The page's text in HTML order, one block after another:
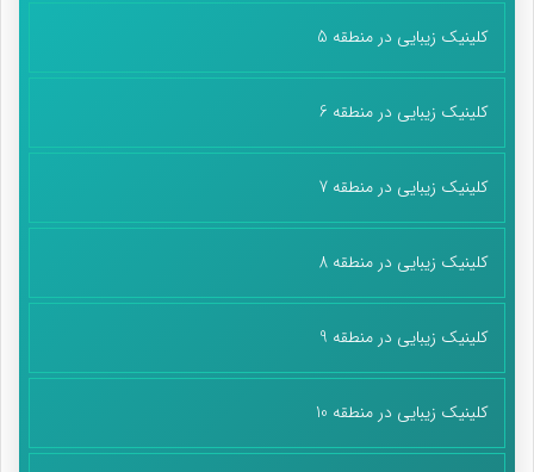
کلینیک زیبایی در منطقه 5
کلینیک زیبایی در منطقه 6
کلینیک زیبایی در منطقه 7
کلینیک زیبایی در منطقه 8
کلینیک زیبایی در منطقه 9
کلینیک زیبایی در منطقه 10